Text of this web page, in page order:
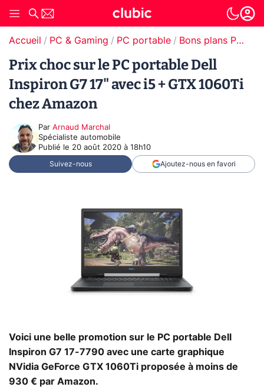
Accueil PC & Gaming PC portable Bons plans PC portable
Prix choc sur le PC portable Dell
Inspiron G7 17" avec i5 + GTX 1060Ti
chez Amazon
Par Arnaud Marchal
Spécialiste automobile
Publié le 20 août 2020 à 18h10
Suivez-nous Ajoutez-nous en favori
Voici une belle promotion sur le PC portable Dell
Inspiron G7 17-7790 avec une carte graphique
NVidia GeForce GTX 1060Ti proposée à moins de
930 € par Amazon.